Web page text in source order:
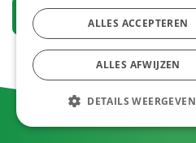
Vraag een account aan
ALLES ACCEPTEREN
ALLES AFWIJZEN
DETAILS WEERGEVEN